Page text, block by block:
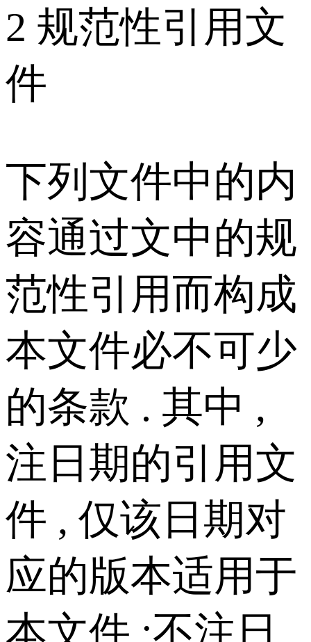
2 规范性引用文
件
下列文件中的内
容通过文中的规
范性引用而构成
本文件必不可少
的条款 . 其中 ,
注日期的引用文
件 , 仅该日期对
应的版本适用于
本文件 ;不注日